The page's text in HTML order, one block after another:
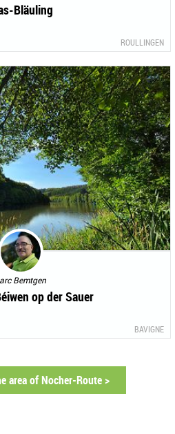
Bläuling
ROULLINGEN
Bemtgen
op der Sauer
BAVIGNE
area of Nocher-Route >